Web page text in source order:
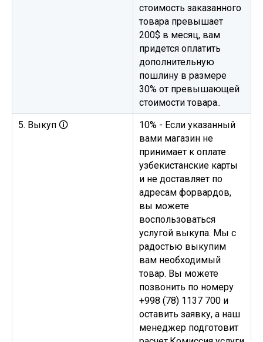
стоимость заказанного
товара превышает
200$ в месяц, вам
придется оплатить
дополнительную
пошлину в размере
30% от превышающей
стоимости товара..
5. Выкуп 🛈
10% - Если указанный
вами магазин не
принимает к оплате
узбекистанские карты
и не доставляет по
адресам форвардов,
вы можете
воспользоваться
услугой выкупа. Мы с
радостью выкупим
вам необходимый
товар. Вы можете
позвонить по номеру
+998 (78) 1137 700 и
оставить заявку, а наш
менеджер подготовит